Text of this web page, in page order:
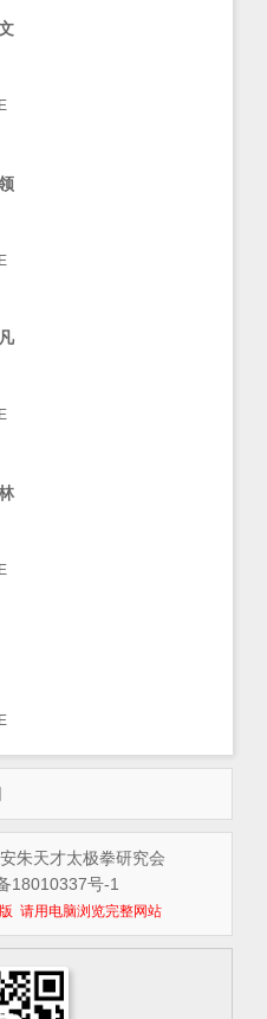
朱天才太极拳研究会
18010337号-1
请用电脑浏览完整网站